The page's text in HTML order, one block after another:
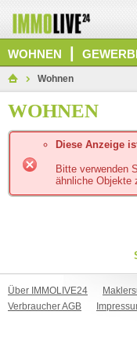
WOHNEN
Wohnen
WOHNEN
Diese Anzeige
Bitte verwenden
ähnliche Objekte
Über IMMOLIVE24
Verbraucher AGB